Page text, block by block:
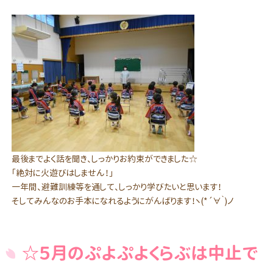
最後までよく話を聞き、しっかりお約束ができました☆
「絶対に火遊びはしません！」
一年間、避難訓練等を通して、しっかり学びたいと思います！
そしてみんなのお手本になれるようにがんばります！ヽ(*´∀｀)ノ
☆５月のぷよぷよくらぶは中止で